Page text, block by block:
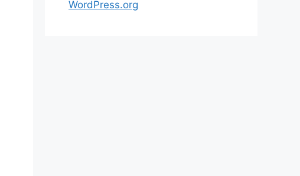
WordPress.org